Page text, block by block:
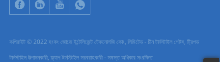
কপিরাইট © 2022 হংকং জোজে ইন্টেলিজেন্ট টেকনোলজি কোং, লিমিটেড - চীন টার্নস্টাইল গেটস, ট্রিপড
টার্নস্টাইল উত্পাদনকারী, ফ্ল্যাপ টার্নস্টাইল সরবরাহকারী - সমস্ত অধিকার সংরক্ষিত